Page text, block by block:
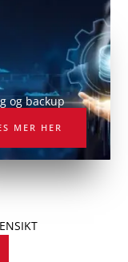
og backup
MER HER